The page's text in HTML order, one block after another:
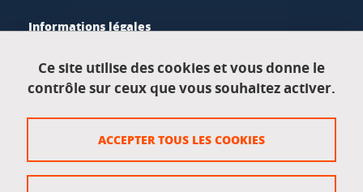
Informations légales
Données personnelles
Crédits
Ce site utilise des cookies et vous donne le
contrôle sur ceux que vous souhaitez activer.
ACCEPTER TOUS LES COOKIES